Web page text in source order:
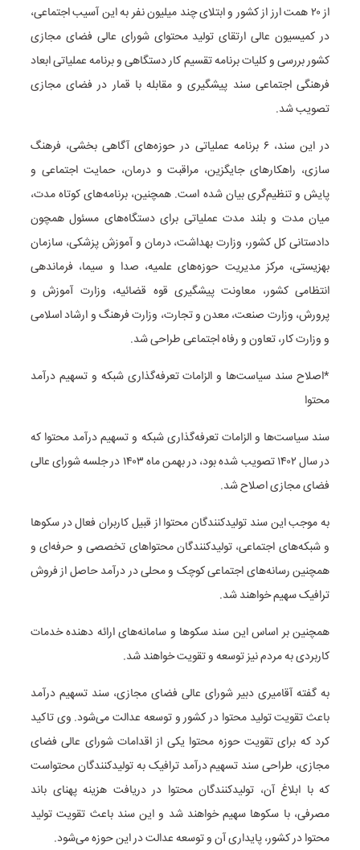
از ۲۰ همت ارز از کشور و ابتلای چند میلیون نفر به این آسیب اجتماعی،
در کمیسیون عالی ارتقای تولید محتوای شورای عالی فضای مجازی
کشور بررسی و کلیات برنامه تقسیم کار دستگاهی و برنامه عملیاتی ابعاد
فرهنگی اجتماعی سند پیشگیری و مقابله با قمار در فضای مجازی
تصویب شد.
در این سند، ۶ برنامه عملیاتی در حوزه‌های آگاهی بخشی، فرهنگ
سازی، راهکارهای جایگزین، مراقبت و درمان، حمایت اجتماعی و
پایش و تنظیم‌گری بیان شده است. همچنین، برنامه‌های کوتاه مدت،
میان مدت و بلند مدت عملیاتی برای دستگاه‌های مسئول همچون
دادستانی کل کشور، وزارت بهداشت، درمان و آموزش پزشکی، سازمان
بهزیستی، مرکز مدیریت حوزه‌های علمیه، صدا و سیما، فرماندهی
انتظامی کشور، معاونت پیشگیری قوه قضائیه، وزارت آموزش و
پرورش، وزارت صنعت، معدن و تجارت، وزارت فرهنگ و ارشاد اسلامی
و وزارت کار، تعاون و رفاه اجتماعی طراحی شد.
*اصلاح سند سیاست‌ها و الزامات تعرفه‌گذاری شبکه و تسهیم درآمد
محتوا
سند سیاست‌ها و الزامات تعرفه‌گذاری شبکه و تسهیم درآمد محتوا که
در سال ۱۴۰۲ تصویب شده بود، در بهمن ماه ۱۴۰۳ در جلسه شورای عالی
فضای مجازی اصلاح شد.
به موجب این سند تولیدکنندگان محتوا از قبیل کاربران فعال در سکوها
و شبکه‌های اجتماعی، تولیدکنندگان محتواهای تخصصی و حرفه‌ای و
همچنین رسانه‌های اجتماعی کوچک و محلی در درآمد حاصل از فروش
ترافیک سهیم خواهند شد.
همچنین بر اساس این سند سکوها و سامانه‌های ارائه دهنده خدمات
کاربردی به مردم نیز توسعه و تقویت خواهند شد.
به گفته آقامیری دبیر شورای عالی فضای مجازی، سند تسهیم درآمد
باعث تقویت تولید محتوا در کشور و توسعه عدالت می‌شود. وی تاکید
کرد که برای تقویت حوزه محتوا یکی از اقدامات شورای عالی فضای
مجازی، طراحی سند تسهیم درآمد ترافیک به تولیدکنندگان محتواست
که با ابلاغ آن، تولیدکنندگان محتوا در دریافت هزینه پهنای باند
مصرفی، با سکوها سهیم خواهند شد و این سند باعث تقویت تولید
محتوا در کشور، پایداری آن و توسعه عدالت در این حوزه می‌شود.